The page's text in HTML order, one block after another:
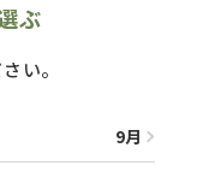
ぶ
い。
9月